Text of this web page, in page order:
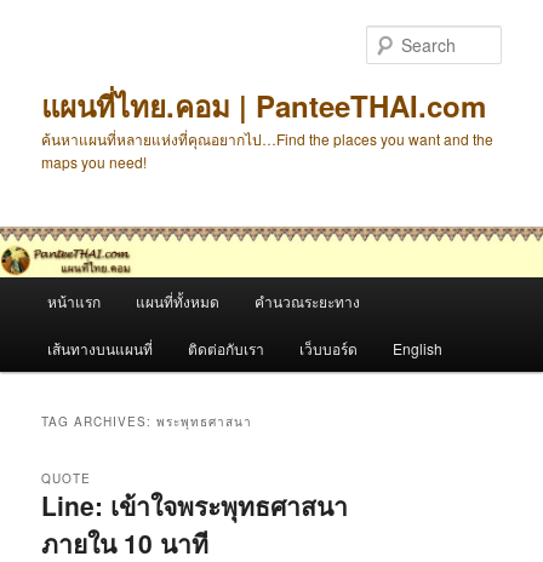
แผนที่ไทย.คอม | PanteeTHAI.com
ค้นหาแผนที่หลายแห่งที่คุณอยากไป…Find the places you want and the
maps you need!
หน้าแรก แผนที่ทั้งหมด คำนวณระยะทาง
เส้นทางบนแผนที่ ติดต่อกับเรา เว็บบอร์ด English
TAG ARCHIVES:พระพุทธศาสนา
Line: เข้าใจพระพุทธศาสนา
ภายใน 10 นาที
QUOTE